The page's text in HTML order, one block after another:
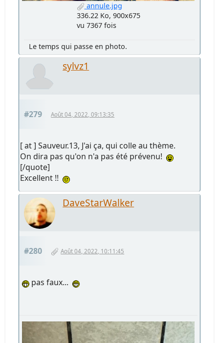
annule.jpg
336.22 Ko, 900x675
vu 7367 fois
Le temps qui passe en photo.
sylvz1
#279 Août 04, 2022, 09:13:35
[ at ] Sauveur.13, J'ai ça, qui colle au thème.
On dira pas qu'on n'a pas été prévenu!
[/quote]
Excellent !!
DaveStarWalker
#280 Août 04, 2022, 10:11:45
pas faux...